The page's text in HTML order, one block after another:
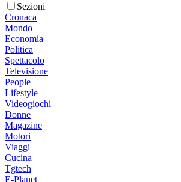
Sezioni
Cronaca
Mondo
Economia
Politica
Spettacolo
Televisione
People
Lifestyle
Videogiochi
Donne
Magazine
Motori
Viaggi
Cucina
Tgtech
E-Planet